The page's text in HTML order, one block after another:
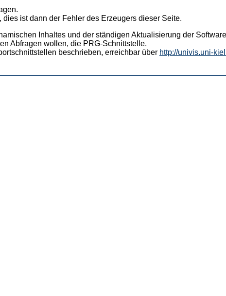
ist dann der Fehler des Erzeugers dieser Seite.
Inhaltes und der ständigen Aktualisierung der
Abfragen wollen, die PRG-Schnittstelle.
beschrieben, erreichbar über http://univis.uni-